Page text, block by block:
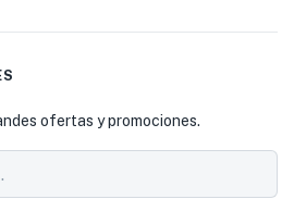
ofertas y promociones.